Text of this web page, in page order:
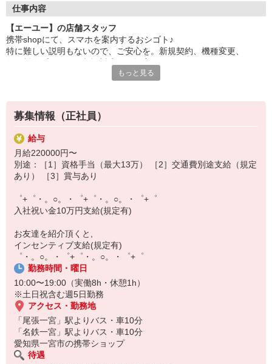
特別割引価格でご利用可能☆
お得に過ごしたいあなたの味方です♪
【選べるお仕事いろいろ】
事務、経理、データ入力、コールセンター、受付
▼工場・製造・軽作業系
機械/食品製造・梱包・仕分け・加工・組立・検査
▼美容系
眉毛サロンのアイブロウ・ネイリスト・エステ
▼営業・販売
法人営業・アパレル販売・個別指導塾・人材紹介
▼人気案件も多数♪
短期・期間限定・オープニング・官公庁案件
上場/優良/大手企業など
【スマホ面接実施中】
￣￣￣￣￣￣￣￣￣
自宅に居ながらスマホでカンタン面接OK！
オンライン面談なのでスピード対応。
即日登録もOK♪
気になった方はお気軽にご相談ください！
仕事内容
【エーユー】の店舗スタッフ
携帯shopにて、スマホを案内するおシゴト♪
特に難しい説明もないので、ご安心を。新規契約、機種変更、
満足度◎
■携帯やインターネット販売業務
docomo(ドコモ)/au(エーユー)・KDDI/softbank(ソフトバンク)など
の大手キャリアから
ワイモバイル(Y!mobille)、楽天モバイル、UQなど格安スマホまで幅
広く紹介可能♪
もっと見る
募集情報（正社員）
給与
月給220000円〜
別途：［1］資格手当（最大13万） ［2］交通費別途支給（規定
あり） ［3］賞与あり
゜+゜・。○。・゜+゜・。○。・゜+゜
入社祝い金10万円支給(規定有)
お友達を紹介頂くと,
インセンティブ支給(規定有)
゜・。○。・゜+゜・。○。・゜+゜
勤務時間・曜日
10:00〜19:00（実働8h・休憩1h）
※土日祝含む週5日勤務
アクセス・勤務地
「尾張一宮」駅よりバス・車10分
「名鉄一宮」駅よりバス・車10分
愛知県一宮市の携帯ショップ
待遇